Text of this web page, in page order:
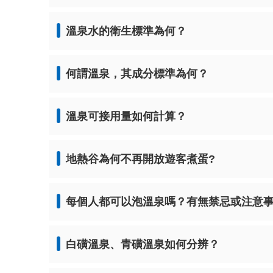
溫泉水的衛生標準為何？
何謂溫泉，其成分標準為何？
溫泉可接用量如何計算？
地熱谷為何不再開放遊客煮蛋?
每個人都可以泡溫泉嗎？有無禁忌或注意
白磺溫泉、青磺溫泉如何分辨？